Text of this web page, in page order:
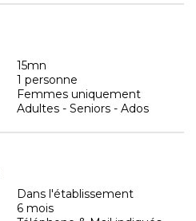
15mn
1 personne
Femmes uniquement
Adultes - Seniors - Ados
Dans l'établissement
6 mois